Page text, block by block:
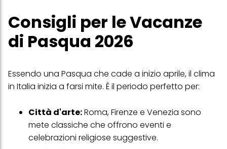
Consigli per le Vacanze
di Pasqua 2026
Essendo una Pasqua che cade a inizio aprile, il clima
in Italia inizia a farsi mite. È il periodo perfetto per:
Città d'arte:Roma, Firenze e Venezia sono
mete classiche che offrono eventi e
celebrazioni religiose suggestive.